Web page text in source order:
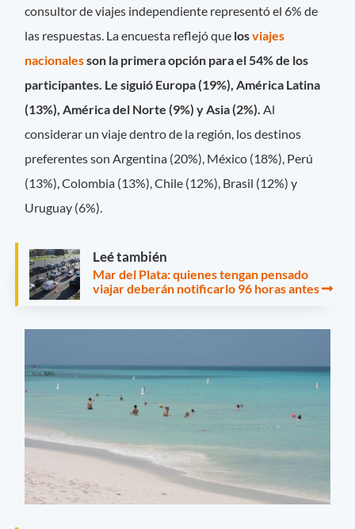
consultor de viajes independiente representó el 6% de
las respuestas. La encuesta reflejó que losviajes
nacionalesson la primera opción para el 54% de los
participantes. Le siguió Europa (19%), América Latina
(13%), América del Norte (9%) y Asia (2%). Al
considerar un viaje dentro de la región, los destinos
preferentes son Argentina (20%), México (18%), Perú
(13%), Colombia (13%), Chile (12%), Brasil (12%) y
Uruguay (6%).
Leé también
Mar del Plata: quienes tengan pensado
viajar deberán notificarlo 96 horas antes